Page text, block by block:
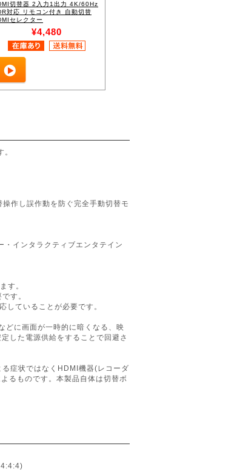
切替器 2入力1出力 4K/60Hz
対応 リモコン付き 自動切替
セレクター
¥4,480
作し誤作動を防ぐ完全手動切替モ
インタラクティブエンタテイン
す。
す。
ていることが必要です。
どに画面が一時的に暗くなる、映
した電源供給をすることで回避さ
症状ではなくHDMI機器(レコーダ
るものです。本製品自体は切替ボ